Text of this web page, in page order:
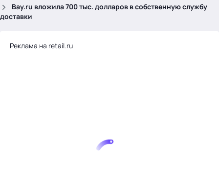
Bay.ru вложила 700 тыс. долларов в собственную службу
доставки
Реклама на retail.ru